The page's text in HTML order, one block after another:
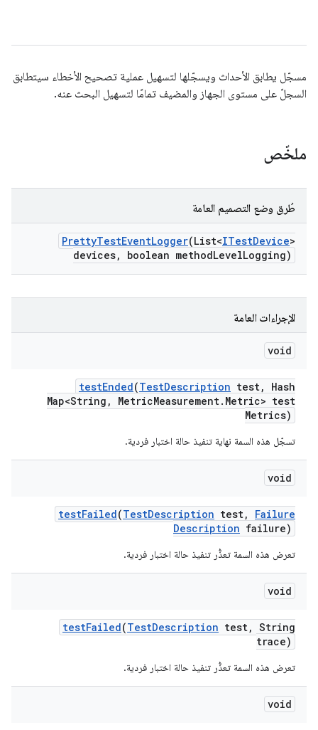
مسجّل يطابق الأحداث ويسجّلها لتسهيل عملية تصحيح الأخطاء سيتطابق
السجلّ على مستوى الجهاز والمضيف تمامًا لتسهيل البحث عنه.
ملخّص
طُرق وضع التصميم العامة
PrettyTestEventLogger(List<ITestDevice>
devices, boolean methodLevelLogging)
الإجراءات العامة
void
testEnded(TestDescription test,
Hash
Map<String , MetricMeasurement. Metric> test
Metrics)
تسجّل هذه السمة نهاية تنفيذ حالة اختبار فردية.
void
testFailed(TestDescription test,
Failure
Description failure)
تعرض هذه السمة تعذُّر تنفيذ حالة اختبار فردية.
void
testFailed(TestDescription test, String
trace)
تعرض هذه السمة تعذُّر تنفيذ حالة اختبار فردية.
void